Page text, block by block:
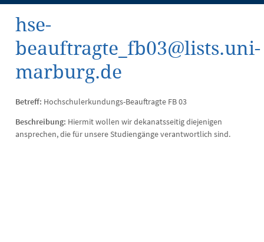
hse-
beauftragte_fb03@lists.uni-
marburg.de
Betreff: Hochschulerkundungs-Beauftragte FB 03
Beschreibung: Hiermit wollen wir dekanatsseitig diejenigen
ansprechen, die für unsere Studiengänge verantwortlich sind.